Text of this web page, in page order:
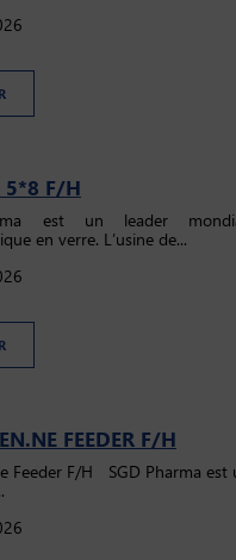
5*8 F/H
est un leader
en verre. ​ L’usine de...
FEEDER F/H
Feeder F/H SGD Pharma